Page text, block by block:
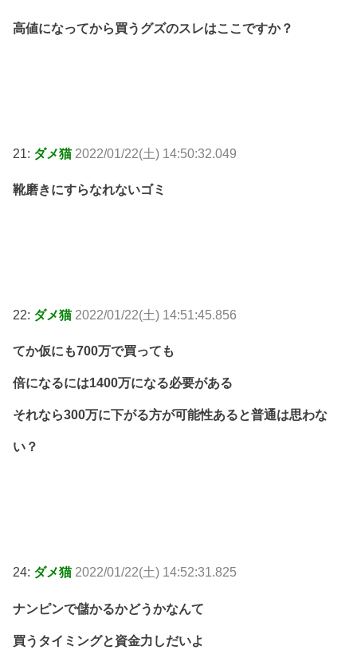
高値になってから買うグズのスレはここですか？
21: ダメ猫 2022/01/22(土) 14:50:32.049
靴磨きにすらなれないゴミ
22: ダメ猫 2022/01/22(土) 14:51:45.856
てか仮にも700万で買っても
倍になるには1400万になる必要がある
それなら300万に下がる方が可能性あると普通は思わな
い？
24: ダメ猫 2022/01/22(土) 14:52:31.825
ナンピンで儲かるかどうかなんて
買うタイミングと資金力しだいよ